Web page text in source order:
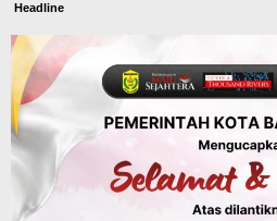
Headline
Panaskan Kembali
FPTI Banjarmasin
Kalsel
Agustus 8, 2026
Sosial & Keagamaan